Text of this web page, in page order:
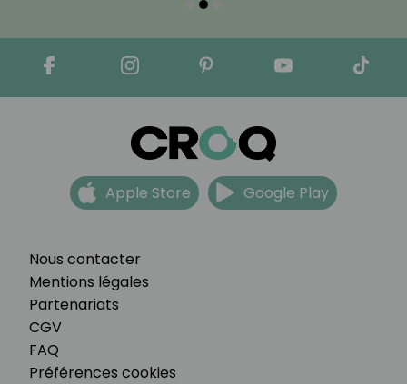
Nous contacter
Mentions légales
Partenariats
CGV
FAQ
Préférences cookies
Apple Store Google Play